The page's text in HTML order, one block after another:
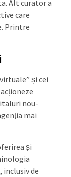
Alt curator a
care
Printre
și cei
nou-
mai
și
inclusiv de